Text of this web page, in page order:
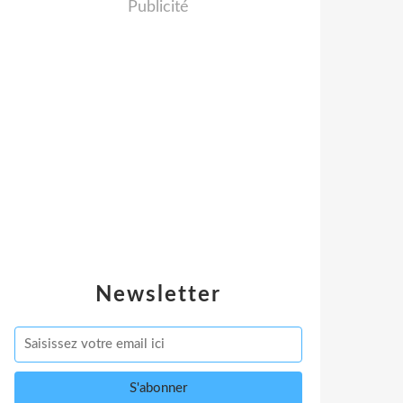
Newsletter
Publicité